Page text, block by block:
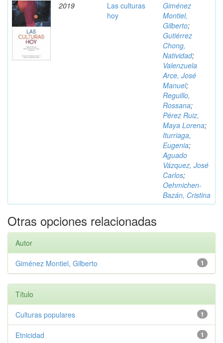
2019
Las culturas
hoy
Giménez
Montiel,
Gilberto;
Gutiérrez
Chong,
Natividad;
Valenzuela
Arce, José
Manuel;
Reguillo,
Rossana;
Pérez Ruiz,
Maya Lorena;
Iturriaga,
Eugenia;
Aguado
Vázquez, José
Carlos;
Oehmichen-
Bazán, Cristina
Otras opciones relacionadas
Autor
1
Giménez Montiel, Gilberto
Título
1
Culturas populares
1
Etnicidad